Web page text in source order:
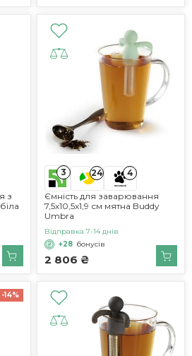
з
3 24 4
Ємність для заварювання
7,5х10,5х1,9 см мятна Buddy
Umbra
2 806 ₴
Відправка 7-14 днів
+28 бонусів
-14%